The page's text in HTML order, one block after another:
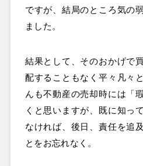
ですが、結局のところ気の
ました。
結果として、そのおかげで
配することもなく平々凡々
んも不動産の売却時には「
くと思いますが、既に知っ
なければ、後日、責任を追
とをお忘れなく。